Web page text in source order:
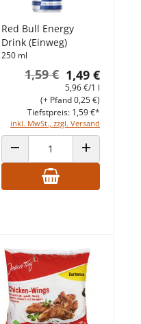
Red Bull Energy
Drink (Einweg)
250 ml
1,49 €
1,59 €
5,96 €/1 l
inkl. MwSt., zzgl. Versand
(+ Pfand 0,25 €)
Tiefstpreis: 1,59 €*
ANZAHL VERRINGERNANZAHL